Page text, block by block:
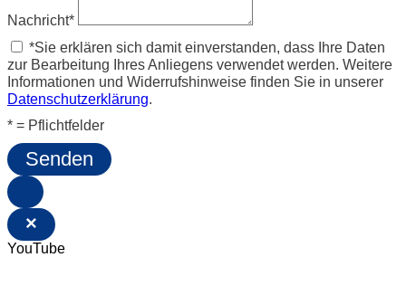
Nachricht*
*Sie erklären sich damit einverstanden, dass Ihre Daten
zur Bearbeitung Ihres Anliegens verwendet werden. Weitere
Informationen und Widerrufshinweise finden Sie in unserer
Datenschutzerklärung.
* = Pflichtfelder
Senden
×
YouTube